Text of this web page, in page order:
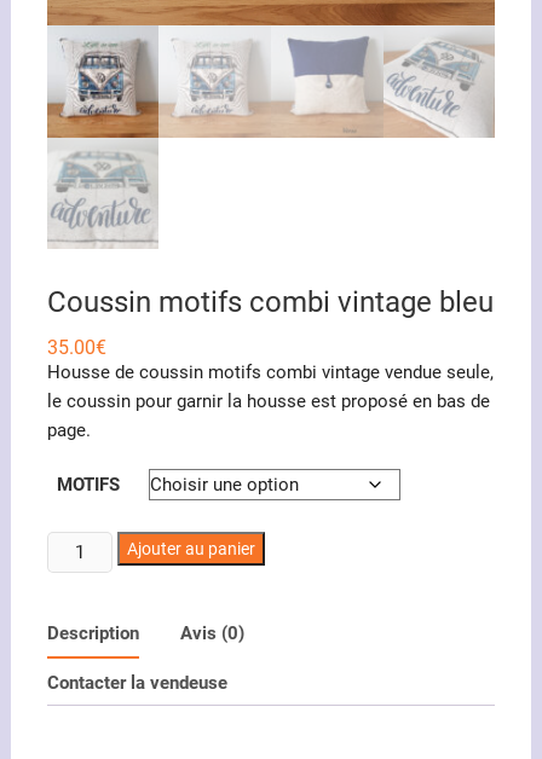
Coussin motifs combi vintage bleu
35.00€
Housse de coussin motifs combi vintage vendue seule,
le coussin pour garnir la housse est proposé en bas de
page.
MOTIFS
quantité
de
motifs
combi
vintage
Ajouter au panier
Description Avis (0)
Contacter la vendeuse